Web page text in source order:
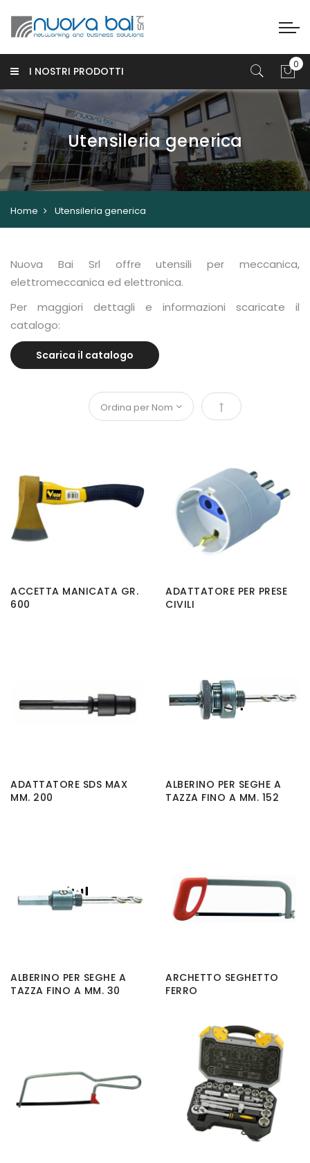
I NOSTRI PRODOTTI
Utensileria generica
Home Utensileria generica
Nuova Bai Srl offre utensili per meccanica,
elettromeccanica ed elettronica.
Per maggiori dettagli e informazioni scaricate il
catalogo:
Scarica il catalogo
Imposta la
ACCETTA MANICATA GR.
600
ADATTATORE PER PRESE
CIVILI
ADATTATORE SDS MAX
MM. 200
ALBERINO PER SEGHE A
TAZZA FINO A MM. 152
ALBERINO PER SEGHE A
TAZZA FINO A MM. 30
ARCHETTO SEGHETTO
FERRO